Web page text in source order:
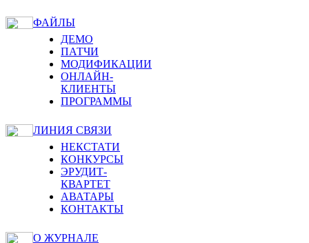
ФАЙЛЫ
ДЕМО
ПАТЧИ
МОДИФИКАЦИИ
ОНЛАЙН-
КЛИЕНТЫ
ПРОГРАММЫ
ЛИНИЯ СВЯЗИ
НЕКСТАТИ
КОНКУРСЫ
ЭРУДИТ-
КВАРТЕТ
АВАТАРЫ
КОНТАКТЫ
О ЖУРНАЛЕ